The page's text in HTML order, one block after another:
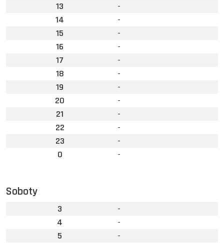
13
-
14
-
15
-
16
-
17
-
18
-
19
-
20
-
21
-
22
-
23
-
0
-
Soboty
3
-
4
-
5
-